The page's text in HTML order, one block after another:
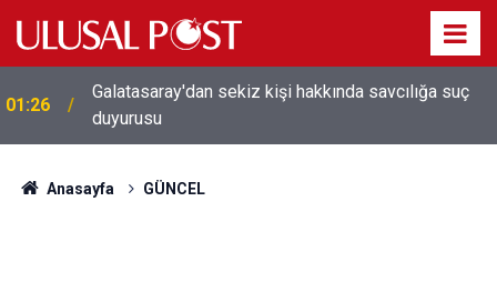
01:26
Galatasaray'dan sekiz kişi hakkında savcılığa suç
duyurusu
Anasayfa GÜNCEL